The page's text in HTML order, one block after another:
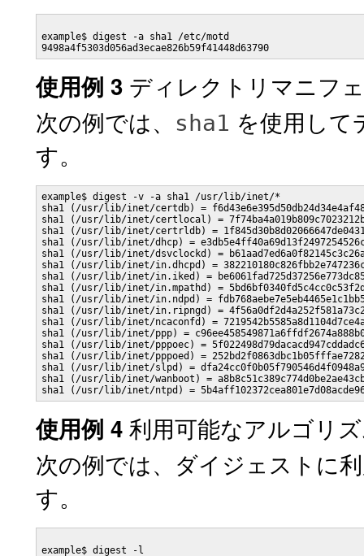
example$ digest -a sha1 /etc/motd
9498a4f5303d056ad3ecae826b59f41448d63790
使用例 3 ディレクトリマニフ
次の例では、
sha1 を使用して
す。
example$ digest -v -a sha1 /usr/lib/inet/*
sha1 (/usr/lib/inet/certdb) =
sha1 (/usr/lib/inet/certlocal) =
sha1 (/usr/lib/inet/certrldb) =
sha1 (/usr/lib/inet/dhcp) =
sha1 (/usr/lib/inet/dsvclockd) =
sha1 (/usr/lib/inet/in.dhcpd) =
sha1 (/usr/lib/inet/in.iked) =
sha1 (/usr/lib/inet/in.mpathd) =
sha1 (/usr/lib/inet/in.ndpd) =
sha1 (/usr/lib/inet/in.ripngd) =
sha1 (/usr/lib/inet/ncaconfd) =
sha1 (/usr/lib/inet/ppp) =
sha1 (/usr/lib/inet/pppoec) =
sha1 (/usr/lib/inet/pppoed) =
sha1 (/usr/lib/inet/slpd) =
sha1 (/usr/lib/inet/wanboot) =
sha1 (/usr/lib/inet/ntpd) =
使用例 4 利用可能なアルゴリ
次の例では、ダイジェストに
す。
example$ digest -l